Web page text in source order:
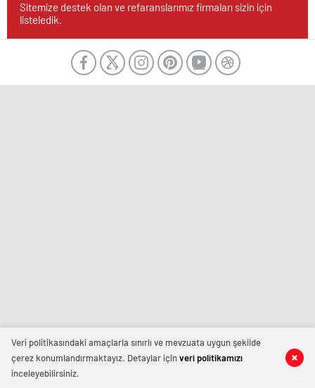
Sitemize destek olan ve refaranslarımız firmaları sizin için
listeledik.
Veri politikasındaki amaçlarla sınırlı ve mevzuata uygun şekilde
çerez konumlandırmaktayız. Detaylar içinveri politikamızı
inceleyebilirsiniz.